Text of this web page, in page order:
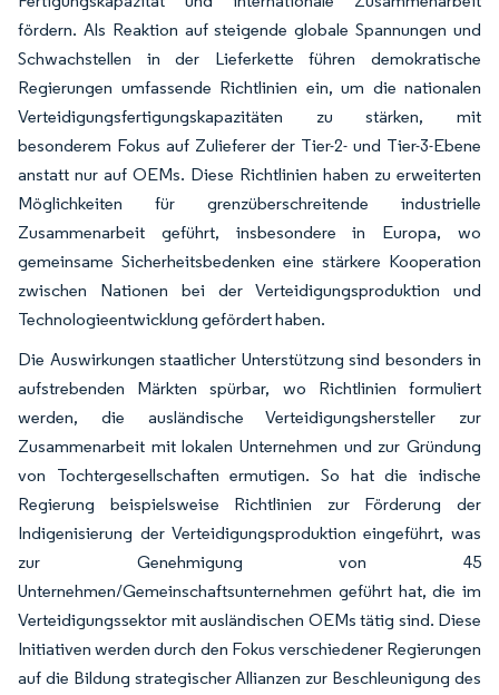
fördern. Als Reaktion auf steigende globale Spannungen und
Schwachstellen in der Lieferkette führen demokratische
Regierungen umfassende Richtlinien ein, um die nationalen
Verteidigungsfertigungskapazitäten zu stärken, mit
besonderem Fokus auf Zulieferer der Tier-2- und Tier-3-Ebene
anstatt nur auf OEMs. Diese Richtlinien haben zu erweiterten
Möglichkeiten für grenzüberschreitende industrielle
Zusammenarbeit geführt, insbesondere in Europa, wo
gemeinsame Sicherheitsbedenken eine stärkere Kooperation
zwischen Nationen bei der Verteidigungsproduktion und
Technologieentwicklung gefördert haben.
Die Auswirkungen staatlicher Unterstützung sind besonders in
aufstrebenden Märkten spürbar, wo Richtlinien formuliert
werden, die ausländische Verteidigungshersteller zur
Zusammenarbeit mit lokalen Unternehmen und zur Gründung
von Tochtergesellschaften ermutigen. So hat die indische
Regierung beispielsweise Richtlinien zur Förderung der
Indigenisierung der Verteidigungsproduktion eingeführt, was
zur Genehmigung von 45
Unternehmen/Gemeinschaftsunternehmen geführt hat, die im
Verteidigungssektor mit ausländischen OEMs tätig sind. Diese
Initiativen werden durch den Fokus verschiedener Regierungen
auf die Bildung strategischer Allianzen zur Beschleunigung des